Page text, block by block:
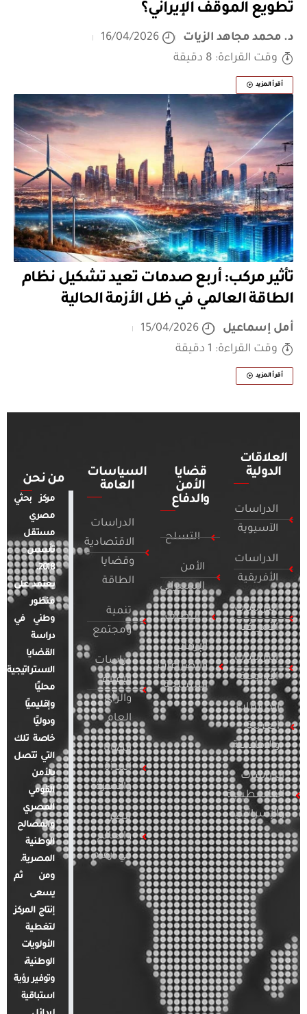
تطويع الموقف الإيراني؟
د. محمد مجاهد الزيات
16/04/2026
وقت القراءة: 8 دقيقة
أقرأ المزيد
تأثير مركب: أربع صدمات تعيد تشكيل نظام
الطاقة العالمي في ظل الأزمة الحالية
أمل إسماعيل
15/04/2026
وقت القراءة: 1 دقيقة
أقرأ المزيد
العلاقات
الدولية
الدراسات
الآسيوية
الدراسات
الأفريقية
الدراسات
الأمريكية
الدراسات
الأوروبية
الدراسات
العربية
والإقليمية
الدراسات
الفلسطينية
والإسرائيلية
قضايا
الأمن
والدفاع
التسلح
الأمن
السيبراني
التطرف
الإرهاب
والصراعات
المسلحة
السياسات
العامة
الدراسات
الاقتصادية
وقضايا
الطاقة
تنمية
ومجتمع
دراسات
الإعلام
والرأي
العام
قضايا
المرأة
والأسرة
مصر
والعالم
في أرقام
من نحن
مركز بحثي
مصري
مستقل
تأسس
2018.
يعتمد على
منظور
وطني في
دراسة
القضايا
الاستراتيجية
محليًا
وإقليميًا
ودوليًا
خاصة تلك
التي تتصل
بالأمن
القومي
المصري
والمصالح
الوطنية
المصرية.
ومن ثم
يسعى
إنتاج المركز
لتغطية
الأولويات
الوطنية،
وتوفير رؤية
استباقية